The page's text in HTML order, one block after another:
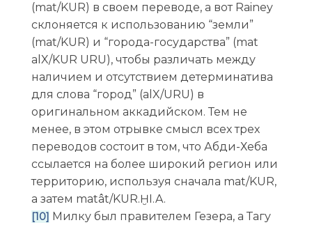
(mat/KUR) в своем переводе, а вот Rainey
склоняется к использованию “земли”
(mat/KUR) и “города-государства” (mat
alX/KUR URU), чтобы различать между
наличием и отсутствием детерминатива
для слова “город” (alX/URU) в
оригинальном аккадийском. Тем не
менее, в этом отрывке смысл всех трех
переводов состоит в том, что Абди-Хеба
ссылается на более широкий регион или
территорию, используя сначала mat/KUR,
а затем matât/KUR.ḪI.A.
[10] Милку был правителем Гезера, а Тагу